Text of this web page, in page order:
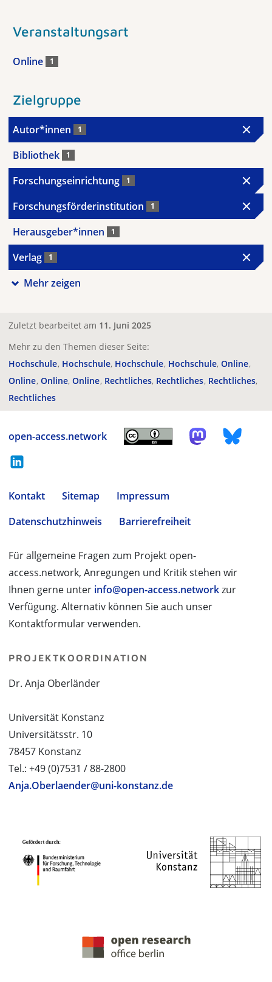
Veranstaltungsart
Online 1
Zielgruppe
Autor*innen 1
Bibliothek 1
Forschungseinrichtung 1
Forschungsförderinstitution 1
Herausgeber*innen 1
Verlag 1
Mehr zeigen
Zuletzt bearbeitet am 11. Juni 2025
Mehr zu den Themen dieser Seite:
Hochschule Hochschule Hochschule Hochschule Online
Online Online Online Rechtliches Rechtliches Rechtliches
Rechtliches
open-access.network
Kontakt Sitemap
Impressum
Datenschutzhinweis
Barrierefreiheit
Für allgemeine Fragen zum Projekt open-
access.network, Anregungen und Kritik stehen wir
Ihnen gerne unter info@open-access.networkzur
Verfügung. Alternativ können Sie auch unser
Kontaktformular verwenden.
PROJEKTKOORDINATION
Dr. Anja Oberländer
Universität Konstanz
Universitätsstr. 10
78457 Konstanz
Tel.: +49 (0)7531 / 88-2800
Anja.Oberlaender@uni-konstanz.de